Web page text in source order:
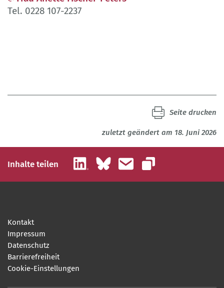
Tel. 0228 107-2237
zuletzt geändert am 18. Juni 2026
Seite drucken
Inhalte teilen LinkedInBlueskyE-Mail
Link kopieren
Kontakt
Impressum
Datenschutz
Barrierefreiheit
Cookie-Einstellungen